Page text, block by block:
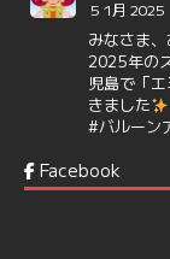
5 1月 2025
みなさま
2025年の
児島で「
きました
#バルーン
6
Facebook